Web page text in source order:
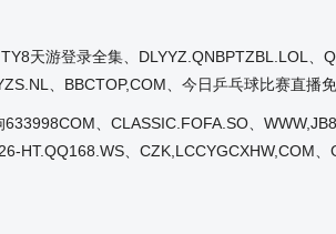
天游登录全集、DLYYZ.QNBPTZBL.LOL
、BBCTOP,COM、今日乒乓球比赛直播
、CLASSIC.FOFA.SO、
HT.QQ168.WS、CZK,LCCYGCXHW,COM